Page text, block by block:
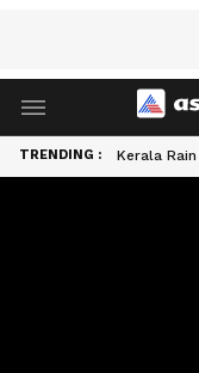
TRENDING : Kerala Rain